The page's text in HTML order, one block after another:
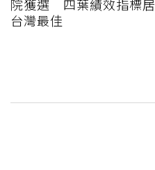
院獲選 四葉績效指標居
台灣最佳